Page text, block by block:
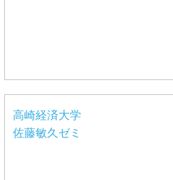
高崎経済大学
佐藤敏久ゼミ